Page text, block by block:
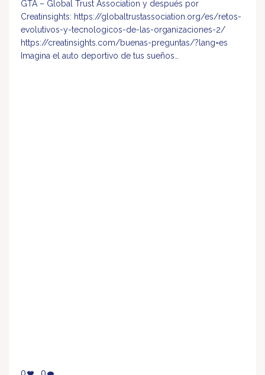
GTA – Global Trust Association y después por
Creatinsights: https://globaltrustassociation.org/es/retos-
evolutivos-y-tecnologicos-de-las-organizaciones-2/
https://creatinsights.com/buenas-preguntas/?lang=es
Imagina el auto deportivo de tus sueños…
0 0